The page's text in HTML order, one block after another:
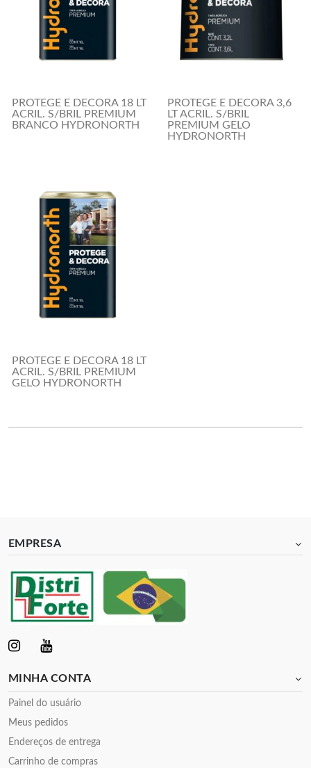
PROTEGE E DECORA 18 LT
ACRIL. S/BRIL PREMIUM
BRANCO HYDRONORTH
PROTEGE E DECORA 3,6
LT ACRIL. S/BRIL
PREMIUM GELO
HYDRONORTH
PROTEGE E DECORA 18 LT
ACRIL. S/BRIL PREMIUM
GELO HYDRONORTH
EMPRESA
MINHA CONTA
Painel do usuário
Meus pedidos
Endereços de entrega
Carrinho de compras